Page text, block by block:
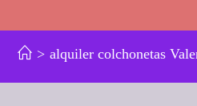
> alquiler colchonetas